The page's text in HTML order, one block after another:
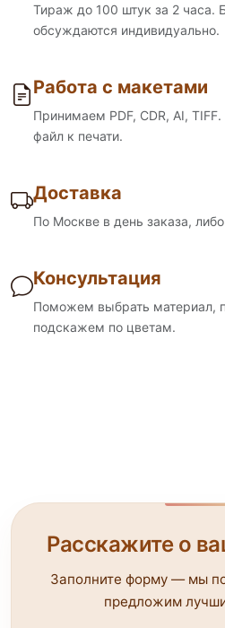
Тираж до 100 штук за 2 часа.
обсуждаются индивидуально.
Работа с макетами
Принимаем PDF, CDR, AI,
файл к печати.
Доставка
По Москве в день заказа,
Консультация
Поможем выбрать материал,
подскажем по цветам.
Расскажите о
Заполните форму — мы
предложим